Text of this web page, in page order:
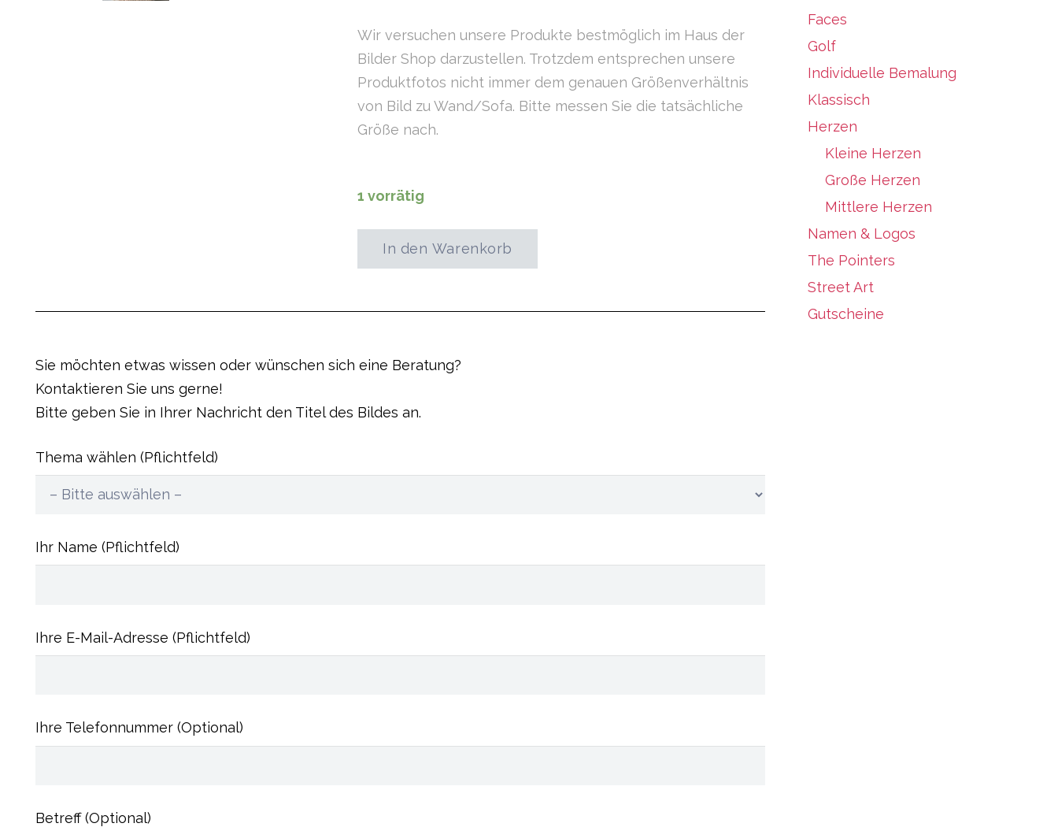
Wir versuchen unsere Produkte bestmöglich im Haus der
Bilder Shop darzustellen. Trotzdem entsprechen unsere
Produktfotos nicht immer dem genauen Größenverhältnis
von Bild zu Wand/Sofa. Bitte messen Sie die tatsächliche
Größe nach.
1 vorrätig
In den Warenkorb
Sie möchten etwas wissen oder wünschen sich eine Beratung?
Kontaktieren Sie uns gerne!
Bitte geben Sie in Ihrer Nachricht den Titel des Bildes an.
Thema wählen (Pflichtfeld)
Ihr Name (Pflichtfeld)
Ihre E-Mail-Adresse (Pflichtfeld)
Ihre Telefonnummer (Optional)
Betreff (Optional)
Faces
Golf
Individuelle Bemalung
Klassisch
Herzen
Kleine Herzen
Große Herzen
Mittlere Herzen
Namen & Logos
The Pointers
Street Art
Gutscheine